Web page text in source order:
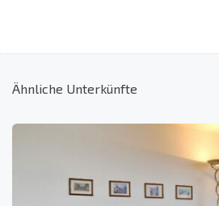
Ähnliche Unterkünfte